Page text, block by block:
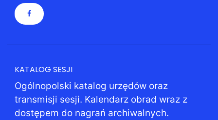
KATALOG SESJI
Ogólnopolski katalog urzędów oraz
transmisji sesji. Kalendarz obrad wraz z
dostępem do nagrań archiwalnych.